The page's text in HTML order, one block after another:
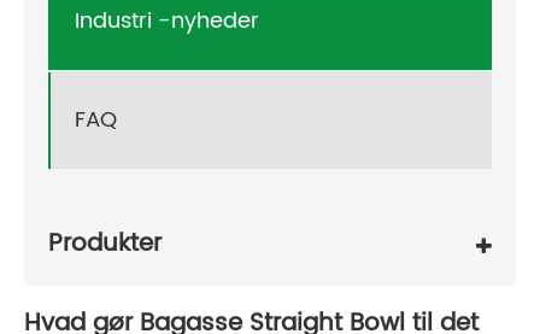
Industri -nyheder
FAQ
Produkter
Hvad gør Bagasse Straight Bowl til det